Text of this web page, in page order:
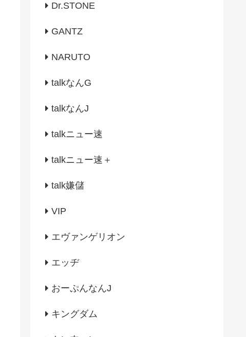
Dr.STONE
GANTZ
NARUTO
talkなんG
talkなんJ
talkニュー速
talkニュー速＋
talk嫌儲
VIP
エヴァンゲリオン
エッヂ
おーぷんなんJ
キングダム